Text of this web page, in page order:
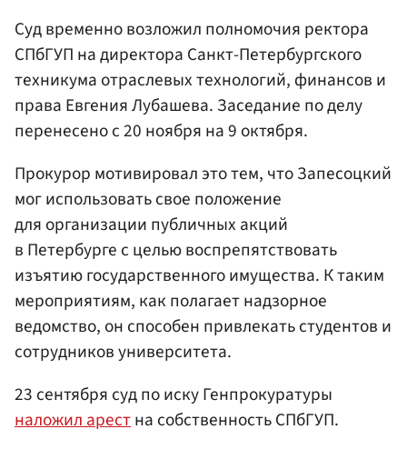
Суд временно возложил полномочия ректора
СПбГУП на директора Санкт-Петербургского
техникума отраслевых технологий, финансов и
права Евгения Лубашева. Заседание по делу
перенесено с 20 ноября на 9 октября.
Прокурор мотивировал это тем, что Запесоцкий
мог использовать свое положение
для организации публичных акций
в Петербурге с целью воспрепятствовать
изъятию государственного имущества. К таким
мероприятиям, как полагает надзорное
ведомство, он способен привлекать студентов и
сотрудников университета.
23 сентября суд по иску Генпрокуратуры
наложил арестна собственность СПбГУП.